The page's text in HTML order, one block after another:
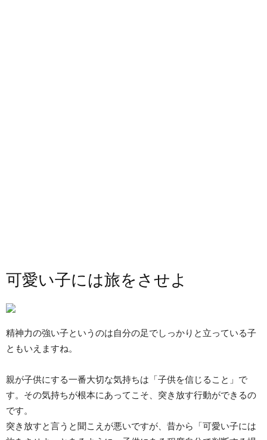
可愛い子には旅をさせよ
精神力の強い子というのは自分の足でしっかりと立っている子
ともいえますね。
親が子供にする一番大切な気持ちは「子供を信じること」で
す。その気持ちが根本にあってこそ、突き放す行動ができるの
です。
突き放すと言うと聞こえが悪いですが、昔から「可愛い子には